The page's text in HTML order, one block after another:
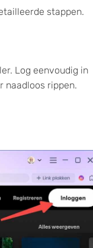
stappen.
Log eenvoudig in
naadloos rippen.